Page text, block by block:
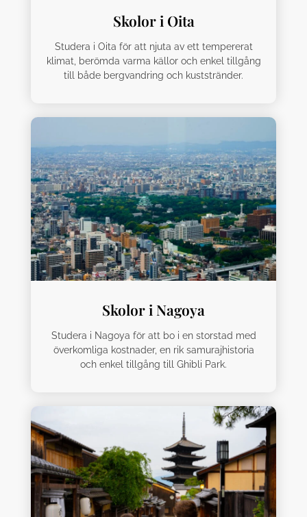
Skolor i Oita
Studera i Oita för att njuta av ett tempererat
klimat, berömda varma källor och enkel tillgång
till både bergvandring och kuststränder.
Skolor i Nagoya
Studera i Nagoya för att bo i en storstad med
överkomliga kostnader, en rik samurajhistoria
och enkel tillgång till Ghibli Park.